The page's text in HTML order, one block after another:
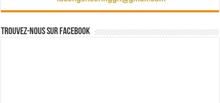
Trouvez-nous sur Facebook